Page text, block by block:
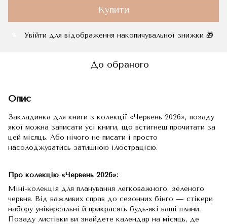
Купити
Увійти для відображення накопичувальної знижки 🎁
До обраного
Опис
Закладинка для книги з колекції «Червень 2026», позаду
якої можна записати усі книги, що встигнеш прочитати за
цей місяць. Або нічого не писати і просто
насолоджуватись затишною ілюстрацією.
Про колекцію «Червень 2026»:
Міні-колекція для планування легковажного, зеленого
червня. Від важливих справ до сезонних бінґо — стікери
набору універсальні й прикрасять будь-які ваші плани.
Позаду листівки ви знайдете календар на місяць, де